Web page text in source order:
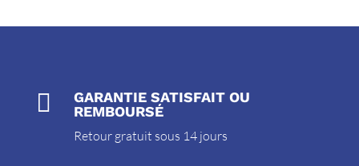

GARANTIE SATISFAIT OU
REMBOURSÉ
Retour gratuit sous 14 jours